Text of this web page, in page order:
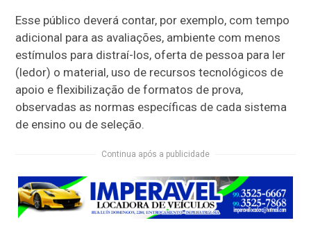
Esse público deverá contar, por exemplo, com tempo
adicional para as avaliações, ambiente com menos
estímulos para distraí-los, oferta de pessoa para ler
(ledor) o material, uso de recursos tecnológicos de
apoio e flexibilização de formatos de prova,
observadas as normas específicas de cada sistema
de ensino ou de seleção.
Continua após a publicidade